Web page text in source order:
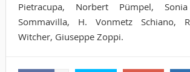
Pietracupa, Norbert Pümpel,
Sommavilla, H. Vonmetz Schiano,
Witcher, Giuseppe Zoppi.